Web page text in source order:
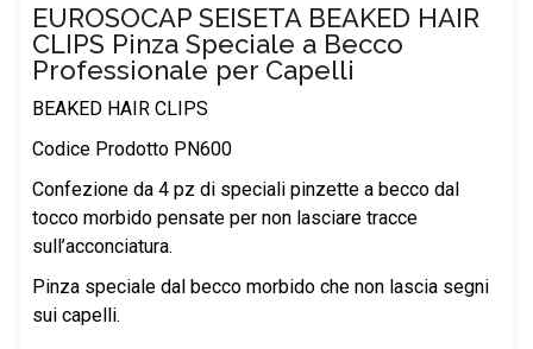
EUROSOCAP SEISETA BEAKED HAIR
CLIPS Pinza Speciale a Becco
Professionale per Capelli
BEAKED HAIR CLIPS
Codice Prodotto PN600
Confezione da 4 pz di speciali pinzette a becco dal
tocco morbido pensate per non lasciare tracce
sull’acconciatura.
Pinza speciale dal becco morbido che non lascia segni
sui capelli.